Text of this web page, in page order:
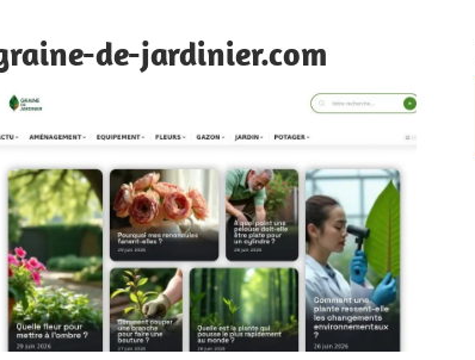
de-jardinier.com